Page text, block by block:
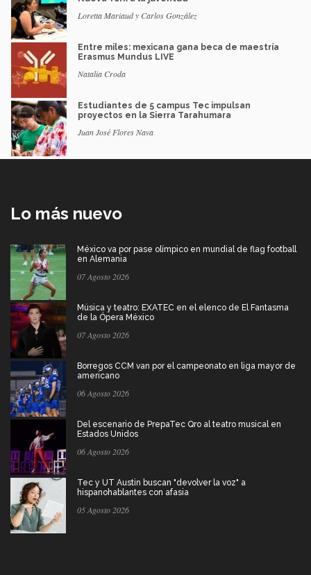
Loretta Mariaud y Carlos González
Entre miles: mexicana gana beca de maestría
Erasmus Mundus LIVE
Natalia Croda
Estudiantes de 5 campus Tec impulsan
proyectos en la Sierra Tarahumara
Juan José Flores Nava
Lo más nuevo
México va por pase olímpico en mundial de flag football
en Alemania
07 Agosto 2026
Música y teatro: EXATEC en el elenco de El Fantasma
de la Ópera México
07 Agosto 2026
Borregos CCM van por el campeonato en liga mayor de
americano
06 Agosto 2026
Del escenario de PrepaTec Qro al teatro musical en
Estados Unidos
06 Agosto 2026
Tec y UT Austin buscan "devolver la voz" a
hispanohablantes con afasia
05 Agosto 2026